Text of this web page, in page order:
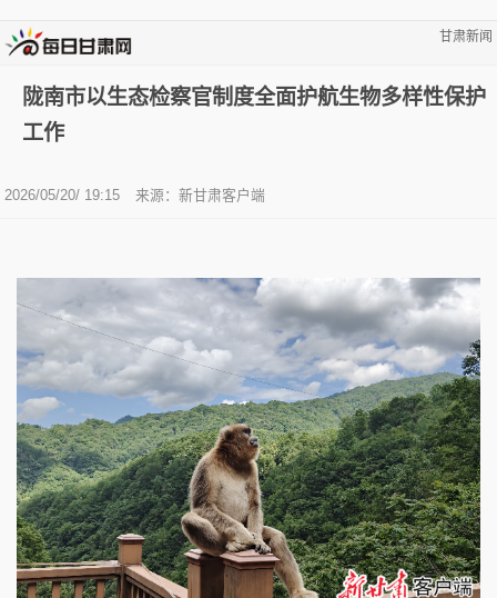
甘肃新闻
陇南市以生态检察官制度全面护航生物多样性保护
工作
2026/05/20/ 19:15 来源：新甘肃客户端